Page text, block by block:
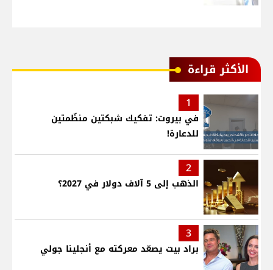
الأكثر قراءة
1
في بيروت: تفكيك شبكتين منظّمتين
للدعارة!
2
الذهب إلى 5 آلاف دولار في 2027؟
3
براد بيت يصعّد معركته مع أنجلينا جولي